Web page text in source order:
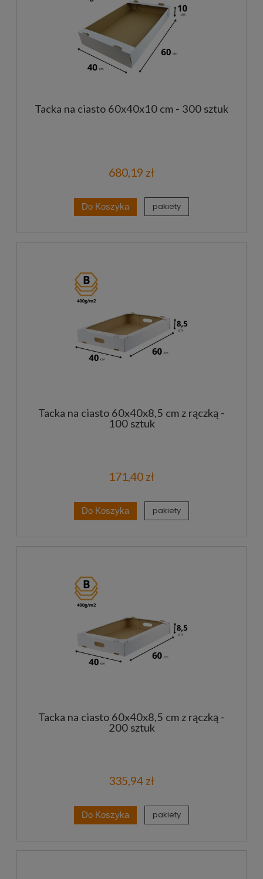
Tacka na ciasto 60x40x10 cm - 300 sztuk
680,19 zł
Do Koszyka pakiety
Tacka na ciasto 60x40x8,5 cm z rączką -
100 sztuk
171,40 zł
Do Koszyka pakiety
Tacka na ciasto 60x40x8,5 cm z rączką -
200 sztuk
335,94 zł
Do Koszyka pakiety